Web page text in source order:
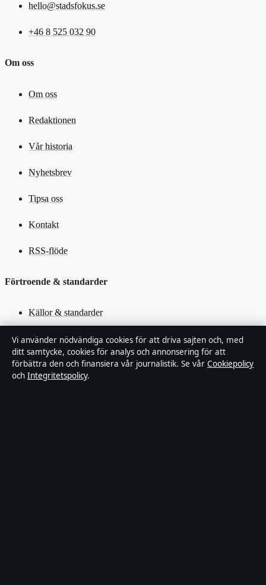
hello@stadsfokus.se
+46 8 525 032 90
Om oss
Om oss
Redaktionen
Vår historia
Nyhetsbrev
Tipsa oss
Kontakt
RSS-flöde
Förtroende & standarder
Källor & standarder
Redaktionell policy
Rättelsepolicy
Vi använder nödvändiga cookies för att driva sajten och, med
ditt samtycke, cookies för analys och annonsering för att
förbättra den och finansiera vår journalistik. Se vår Cookiepolicy
och Integritetspolicy.